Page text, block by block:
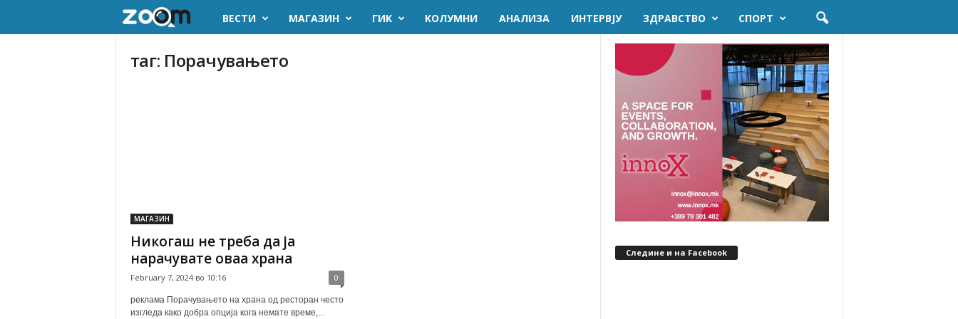
ВЕСТИ МАГАЗИН ГИК KОЛУМНИ AНАЛИЗА ИНТЕРВЈУ ЗДРАВСТВО СПОРТ
таг: Порачувањето
МАГАЗИН
Никогаш не треба да ја
нарачувате оваа храна
February 7, 2024 во 10:16 0
реклама Порачувањето на храна од ресторан често
изгледа како добра опција кога немате време,...
Следине и на Facebook